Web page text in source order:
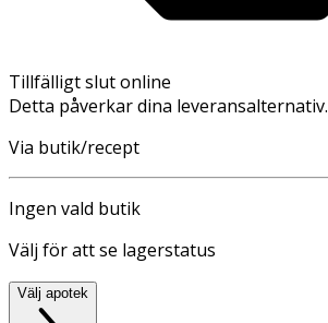
Tillfälligt slut online
Detta påverkar dina leveransalternativ.
Via butik/recept
Ingen vald butik
Välj för att se lagerstatus
Välj apotek